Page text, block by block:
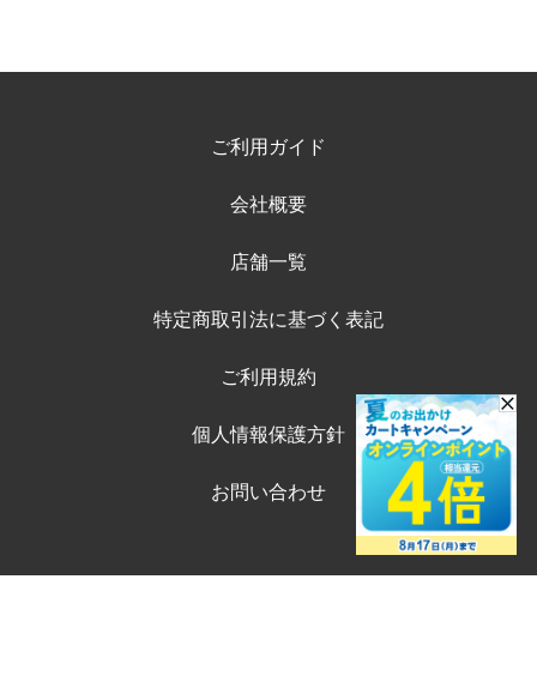
ご利用ガイド
会社概要
店舗一覧
特定商取引法に基づく表記
ご利用規約
個人情報保護方針
お問い合わせ